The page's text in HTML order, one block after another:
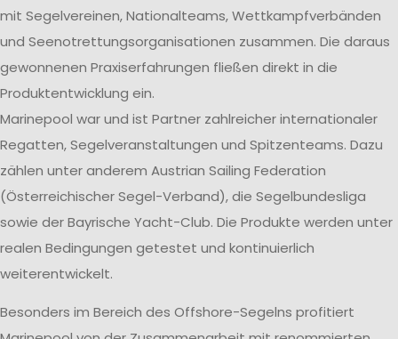
mit Segelvereinen, Nationalteams, Wettkampfverbänden
und Seenotrettungsorganisationen zusammen. Die daraus
gewonnenen Praxiserfahrungen fließen direkt in die
Produktentwicklung ein.
Marinepool war und ist Partner zahlreicher internationaler
Regatten, Segelveranstaltungen und Spitzenteams. Dazu
zählen unter anderem Austrian Sailing Federation
(Österreichischer Segel-Verband), die Segelbundesliga
sowie der Bayrische Yacht-Club. Die Produkte werden unter
realen Bedingungen getestet und kontinuierlich
weiterentwickelt.
Besonders im Bereich des Offshore-Segelns profitiert